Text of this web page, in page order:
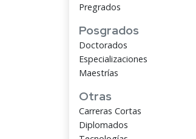
Pregrados
Posgrados
Doctorados
Especializaciones
Maestrías
Otras
Carreras Cortas
Diplomados